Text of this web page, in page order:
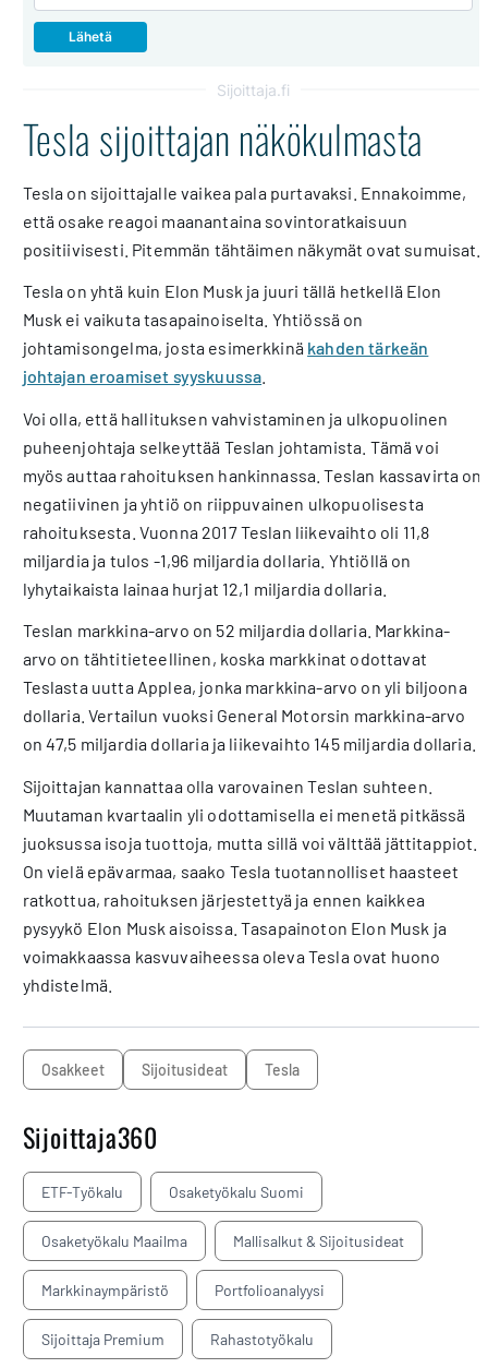
Sijoittaja.fi
Tesla sijoittajan näkökulmasta
Tesla on sijoittajalle vaikea pala purtavaksi. Ennakoimme,
että osake reagoi maanantaina sovintoratkaisuun
positiivisesti. Pitemmän tähtäimen näkymät ovat sumuisat.
Tesla on yhtä kuin Elon Musk ja juuri tällä hetkellä Elon
Musk ei vaikuta tasapainoiselta. Yhtiössä on
johtamisongelma, josta esimerkkinä kahden tärkeän
johtajan eroamiset syyskuussa
Voi olla, että hallituksen vahvistaminen ja ulkopuolinen
puheenjohtaja selkeyttää Teslan johtamista. Tämä voi
myös auttaa rahoituksen hankinnassa. Teslan kassavirta on
negatiivinen ja yhtiö on riippuvainen ulkopuolisesta
rahoituksesta. Vuonna 2017 Teslan liikevaihto oli 11,8
miljardia ja tulos -1,96 miljardia dollaria. Yhtiöllä on
lyhytaikaista lainaa hurjat 12,1 miljardia dollaria.
Teslan markkina-arvo on 52 miljardia dollaria. Markkina-
arvo on tähtitieteellinen, koska markkinat odottavat
Teslasta uutta Applea, jonka markkina-arvo on yli biljoona
dollaria. Vertailun vuoksi General Motorsin markkina-arvo
on 47,5 miljardia dollaria ja liikevaihto 145 miljardia dollaria.
Sijoittajan kannattaa olla varovainen Teslan suhteen.
Muutaman kvartaalin yli odottamisella ei menetä pitkässä
juoksussa isoja tuottoja, mutta sillä voi välttää jättitappiot.
On vielä epävarmaa, saako Tesla tuotannolliset haasteet
ratkottua, rahoituksen järjestettyä ja ennen kaikkea
pysyykö Elon Musk aisoissa. Tasapainoton Elon Musk ja
voimakkaassa kasvuvaiheessa oleva Tesla ovat huono
yhdistelmä.
osakkeet sijoitusideat Tesla
Sijoittaja360
ETF-Työkalu Osaketyökalu Suomi
Osaketyökalu Maailma Mallisalkut & Sijoitusideat
Markkinaympäristö Portfolioanalyysi
Sijoittaja Premium Rahastotyökalu